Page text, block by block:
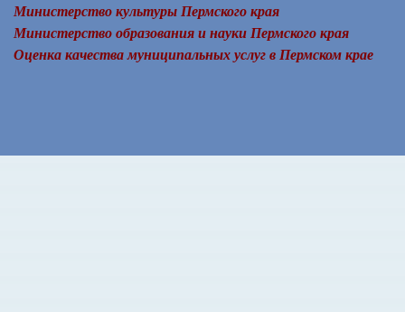
Министерство культуры Пермского края
Министерство образования и науки Пермского края
Оценка качества муниципальных услуг в Пермском крае